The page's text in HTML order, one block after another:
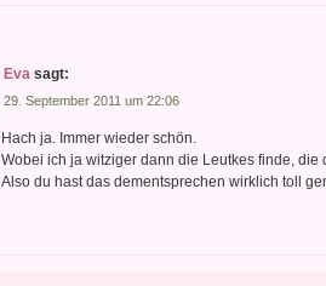
Eva sagt:
29. September 2011 um 22:06
Hach ja. Immer wieder schön.
Wobei ich ja witziger dann die Leutkes finde,
Also du hast das dementsprechen wirklich toll